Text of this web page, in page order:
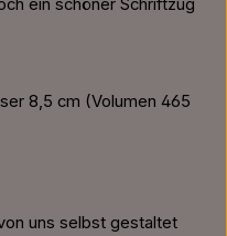
ein schöner Schriftzug
8,5 cm (Volumen 465
uns selbst gestaltet